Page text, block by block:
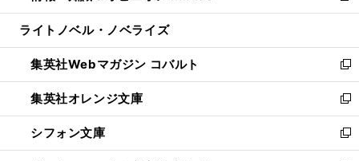
開
ウ
開
く
ン
ウ
で
開
く
ウ
ン
ド
ウ
で
開
く
し
ウ
ィ
ン
ド
ウ
で
開
ライトノベル・ノベライズ
集英社Webマガジン コバルト
新
し
い
ウ
ィ
ン
集英社オレンジ文庫
新
し
い
ウ
シフォン文庫
新
し